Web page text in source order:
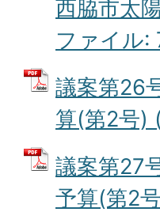
西脇市太
ファイル:
議案第26
算(第2号)
議案第27
予算(第2